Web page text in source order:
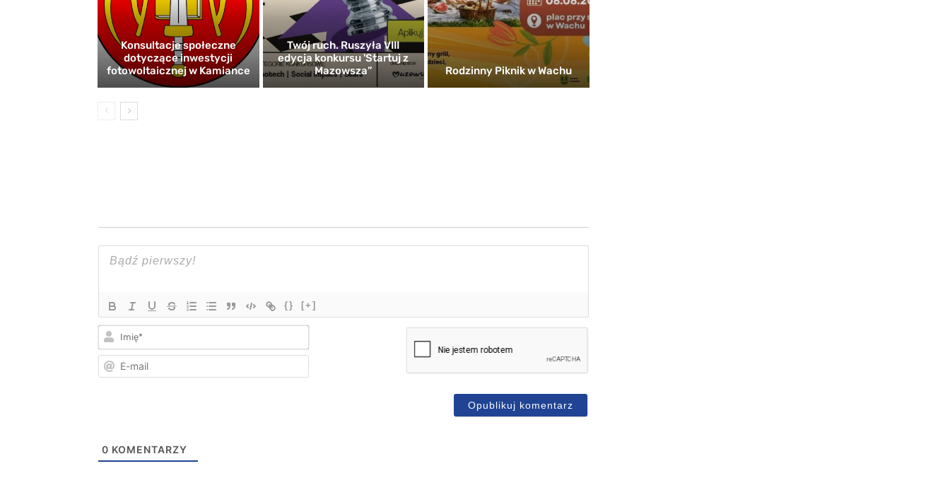
Konsultacje społeczne
dotyczące inwestycji
fotowoltaicznej w Kamiance
Twój ruch. Ruszyła VIII
edycja konkursu 'Startuj z
Mazowsza”
Rodzinny Piknik w Wachu
{} [+]
Imię*
mail
0 KOMENTARZY